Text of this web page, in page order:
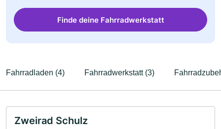
Finde deine Fahrradwerkstatt
Fahrradladen (4) Fahrradwerkstatt (3)
Zweirad Schulz